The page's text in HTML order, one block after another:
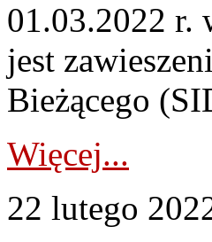
01.03.2022 r.
jest
Bieżącego
Więcej...
22 lutego